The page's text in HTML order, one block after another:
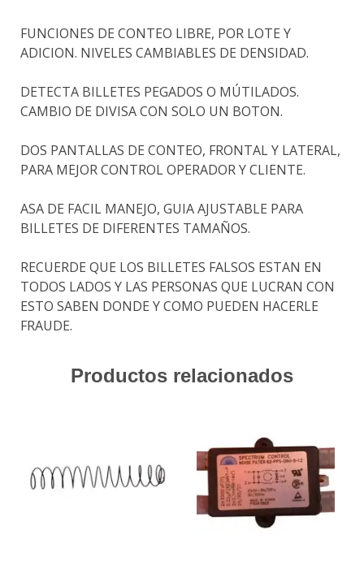
FUNCIONES DE CONTEO LIBRE, POR LOTE Y
ADICION. NIVELES CAMBIABLES DE DENSIDAD.
DETECTA BILLETES PEGADOS O MÚTILADOS.
CAMBIO DE DIVISA CON SOLO UN BOTON.
DOS PANTALLAS DE CONTEO, FRONTAL Y LATERAL,
PARA MEJOR CONTROL OPERADOR Y CLIENTE.
ASA DE FACIL MANEJO, GUIA AJUSTABLE PARA
BILLETES DE DIFERENTES TAMAÑOS.
RECUERDE QUE LOS BILLETES FALSOS ESTAN EN
TODOS LADOS Y LAS PERSONAS QUE LUCRAN CON
ESTO SABEN DONDE Y COMO PUEDEN HACERLE
FRAUDE.
Productos relacionados